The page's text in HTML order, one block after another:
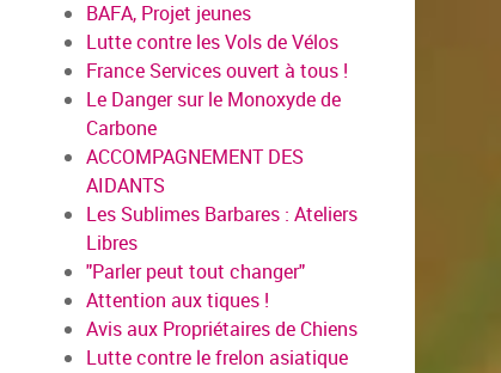
BAFA, Projet jeunes
Lutte contre les Vols de Vélos
France Services ouvert à tous !
Le Danger sur le Monoxyde de
Carbone
ACCOMPAGNEMENT DES
AIDANTS
Les Sublimes Barbares : Ateliers
Libres
"Parler peut tout changer"
Attention aux tiques !
Avis aux Propriétaires de Chiens
Lutte contre le frelon asiatique